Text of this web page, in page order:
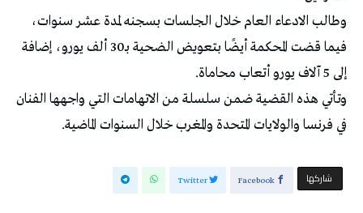
وطالب الادعاء العام خلال الجلسات بسجنه لمدة عشر سنوات،
فيما قضت المحكمة أيضًا بتعويض الضحية بـ30 ألف يورو، إضافة
إلى 5 آلاف يورو أتعاب محاماة.
وتأتي هذه القضية ضمن سلسلة من الاتهامات التي واجهها الفنان
في فرنسا والولايات المتحدة والمغرب خلال السنوات الماضية.
‫‫ شاركها‬ Facebook
Twitter